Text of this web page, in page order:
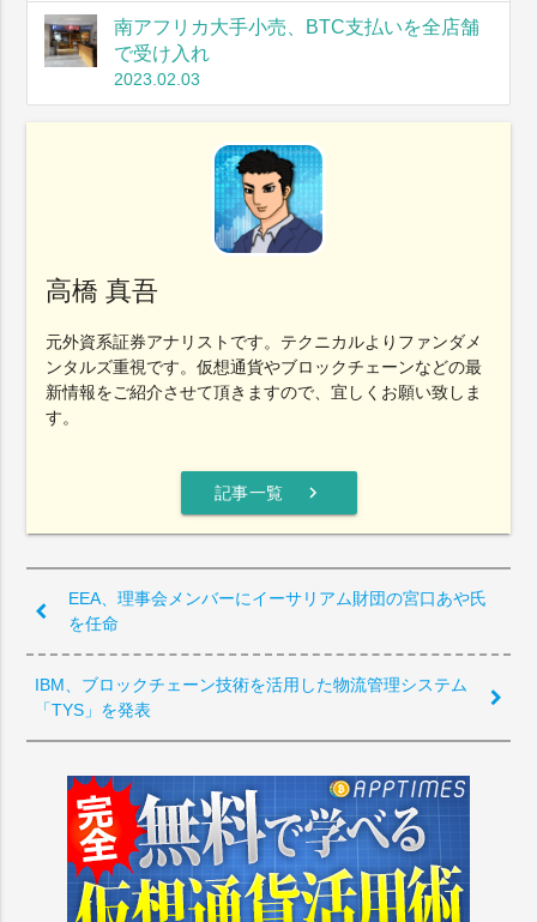
南アフリカ大手小売、BTC支払いを全店舗
で受け入れ
2023.02.03
高橋 真吾
元外資系証券アナリストです。テクニカルよりファンダメ
ンタルズ重視です。仮想通貨やブロックチェーンなどの最
新情報をご紹介させて頂きますので、宜しくお願い致しま
す。
記事一覧 chevron_right
EEA、理事会メンバーにイーサリアム財団の宮口あや氏
を任命
IBM、ブロックチェーン技術を活用した物流管理システム
「TYS」を発表